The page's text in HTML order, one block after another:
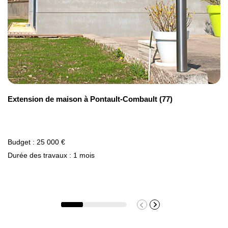
Types de travaux
Prix moyen/m²
Extension de maison à Pontault-Combault (77)
Budget : 25 000 €
Durée des travaux : 1 mois